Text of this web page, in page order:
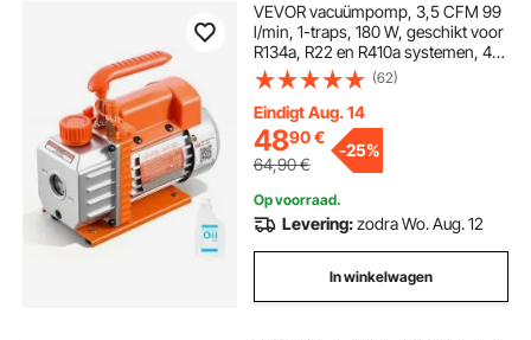
VEVOR vacuümpomp, 3,5 CFM 99
l/min, 1-traps, 180 W, geschikt voor
R134a, R22 en R410a systemen, 4-
polige motor, voor het onderhoud
van auto-airconditioningsystemen
en het ontgassen van harsen, incl.
olie.
(62)
Eindigt Aug. 14
4890€
64,90€
-25%
Op voorraad.
Levering:zodra Wo. Aug. 12
In winkelwagen